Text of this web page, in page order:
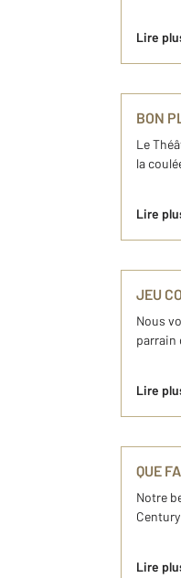
Lire
BON
Le
la
Lire
JEU
Nous
parrain
Lire
QUE
Notre
Lire